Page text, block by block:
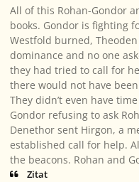
All of this Rohan-Gondor
books. Gondor is fighting
Westfold burned,
dominance and no one
they had tried to call for
there would not have
They didn’t even have
Gondor refusing to ask
Denethor sent Hirgon, a
established call for help.
the beacons. Rohan and
Zitat